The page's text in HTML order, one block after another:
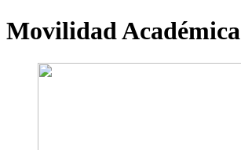
Movilidad Académica